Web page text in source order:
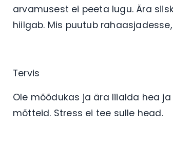
arvamusest ei peeta lugu. Ära
hiilgab. Mis puutub
Tervis
Ole mõõdukas ja ära liialda hea
mõtteid. Stress ei tee sulle head.